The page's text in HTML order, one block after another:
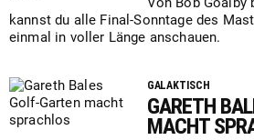
kannst du alle Final-Sonntage des
einmal in voller Länge anschauen.
GALAKTISCH
GARETH
MACHT